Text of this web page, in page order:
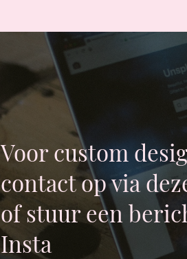
Voor custom
contact op via
of stuur een
Insta